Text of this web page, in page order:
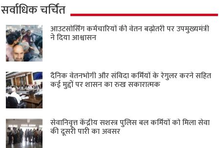
सर्वाधिक चर्चित
आउटसोर्सिंग कर्मचारियों की वेतन बढ़ोतरी पर उपमुख्यमंत्री
ने दिया आश्वासन
दैनिक वेतनभोगी और संविदा कर्मियों के रेगुलर करने सहित
कई मुद्दों पर शासन का रुख सकारात्मक
सेवानिवृत्त केंद्रीय सशस्त्र पुलिस बल ​कर्मियों को मिला सेवा
की दूसरी पारी का अवसर